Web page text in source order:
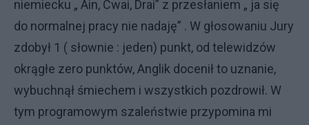
niemiecku „ Ain, Cwai, Drai” z przesłaniem „ ja się
do normalnej pracy nie nadaję” . W głosowaniu Jury
zdobył 1 ( słownie : jeden) punkt, od telewidzów
okrągłe zero punktów, Anglik docenił to uznanie,
wybuchnął śmiechem i wszystkich pozdrowił. W
tym programowym szaleństwie przypomina mi